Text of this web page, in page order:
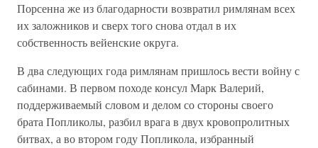
Порсенна же из благодарности возвратил римлянам всех
их заложников и сверх того снова отдал в их
собственность вейенские округа.
В два следующих года римлянам пришлось вести войну с
сабинами. В первом походе консул Марк Валерий,
поддерживаемый словом и делом со стороны своего
брата Попликолы, разбил врага в двух кровопролитных
битвах, а во втором году Попликола, избранный